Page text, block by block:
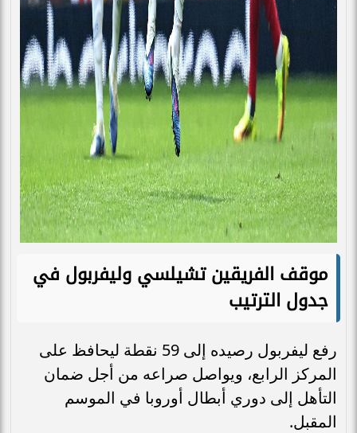
موقف الفريقين تشيلسي وليفربول في
جدول الترتيب
رفع ليفربول رصيده إلى 59 نقطة ليحافظ على
المركز الرابع، ويواصل صراعه من أجل ضمان
التأهل إلى دوري أبطال أوروبا في الموسم
المقبل.